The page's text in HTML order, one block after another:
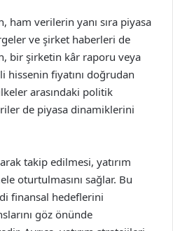
ham verilerin yanı sıra piyasa
ve şirket haberleri de
bir şirketin kâr raporu veya
hissenin fiyatını doğrudan
arasındaki politik
de piyasa dinamiklerini
takip edilmesi, yatırım
oturtulmasını sağlar. Bu
finansal hedeflerini
göz önünde